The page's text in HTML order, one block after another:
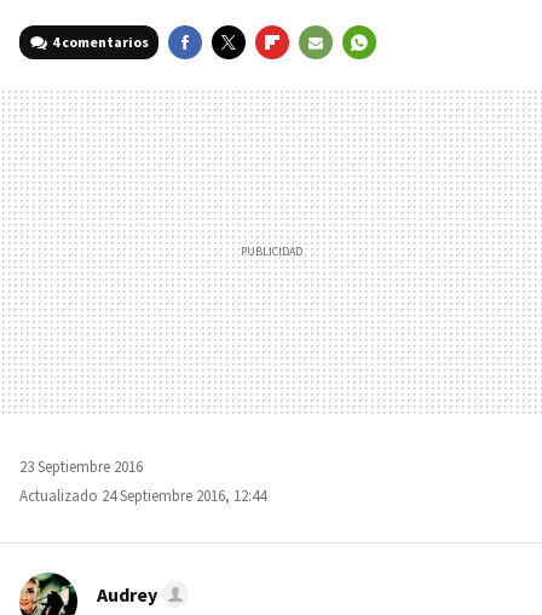
4 comentarios
MAIL
23 Septiembre 2016
Actualizado 24 Septiembre 2016, 12:44
Audrey